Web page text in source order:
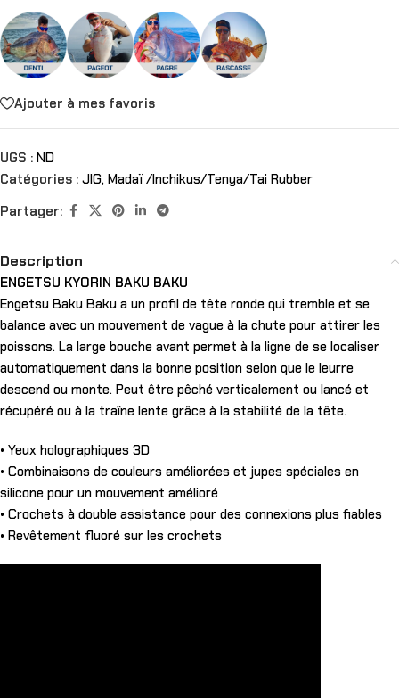
Ajouter à mes favoris
UGS : ND
Catégories : JIG, Madaï /Inchikus/Tenya/Tai Rubber
Partager:
Description
ENGETSU KYORIN BAKU BAKU
Engetsu Baku Baku a un profil de tête ronde qui tremble et se
balance avec un mouvement de vague à la chute pour attirer les
poissons. La large bouche avant permet à la ligne de se localiser
automatiquement dans la bonne position selon que le leurre
descend ou monte. Peut être pêché verticalement ou lancé et
récupéré ou à la traîne lente grâce à la stabilité de la tête.
• Yeux holographiques 3D
• Combinaisons de couleurs améliorées et jupes spéciales en
silicone pour un mouvement amélioré
• Crochets à double assistance pour des connexions plus fiables
• Revêtement fluoré sur les crochets